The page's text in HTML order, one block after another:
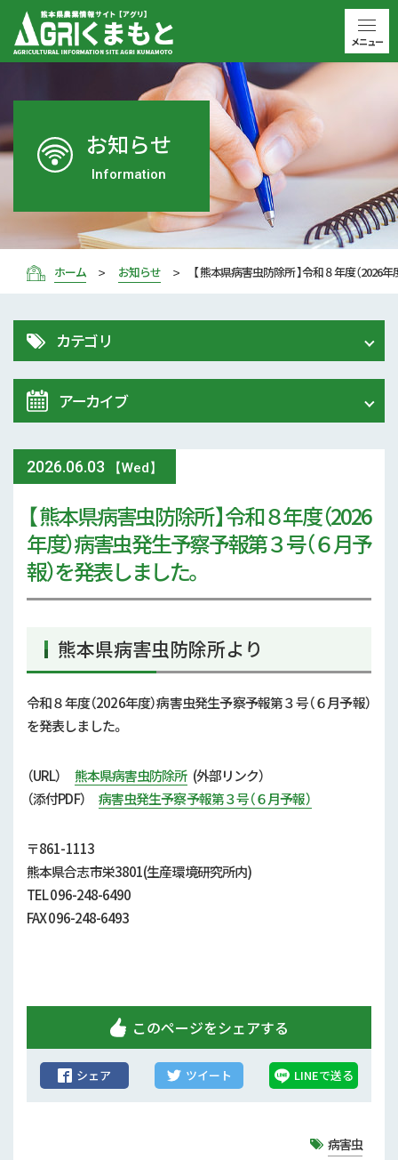
お知らせ
Information
ホーム お知らせ 【 熊本県病害虫防除所 】令和８年度（2026
2026.06.03 【Wed】
【 熊本県病害虫防除所 】令和８年度（2026
年度）病害虫発生予察予報第３号（６月予
報）を発表しました。
熊本県病害虫防除所より
令和８年度（2026年度）病害虫発生予察予報第３号（６月予報）
を発表しました。
（URL） 熊本県病害虫防除所(外部リンク）
（添付PDF） 病害虫発生予察予報第３号（６月予報）
〒861-1113
熊本県合志市栄3801(生産環境研究所内)
TEL 096-248-6490
FAX 096-248-6493
このページをシェアする
シェア ツイート LINEで送る
病害虫
カテゴリ
令和8年 熊本地震関連情報
農業大学校
スマート農業
参考文献
気象
現地情報
行政情報
補助事業
試験研究
アーカイブ
2026年 (74)
2025年 (107)
2024年 (125)
2023年 (139)
2022年 (170)
2020年 (167)
2019年 (5)
メニュー